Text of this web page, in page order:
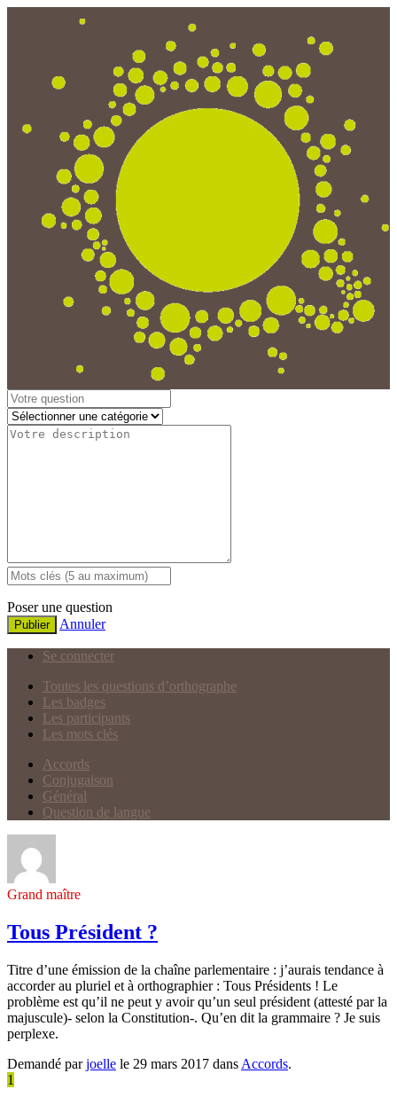
Poser une question
Publier Annuler
Se connecter
Toutes les questions d’orthographe
Les badges
Les participants
Les mots clés
Accords
Conjugaison
Général
Question de langue
Grand maître
Tous Président ?
Titre d’une émission de la chaîne parlementaire : j’aurais tendance à
accorder au pluriel et à orthographier : Tous Présidents ! Le
problème est qu’il ne peut y avoir qu’un seul président (attesté par la
majuscule)- selon la Constitution-. Qu’en dit la grammaire ? Je suis
perplexe.
Demandé parjoelle le 29 mars 2017 dans Accords.
1